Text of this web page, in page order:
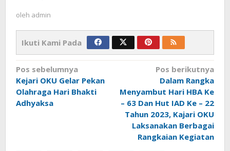
oleh admin
Ikuti Kami Pada
Navigasi
pos
Pos sebelumnya
Kejari OKU Gelar Pekan
Olahraga Hari Bhakti
Adhyaksa
Pos berikutnya
Dalam Rangka
Menyambut Hari HBA Ke
– 63 Dan Hut IAD Ke – 22
Tahun 2023, Kajari OKU
Laksanakan Berbagai
Rangkaian Kegiatan